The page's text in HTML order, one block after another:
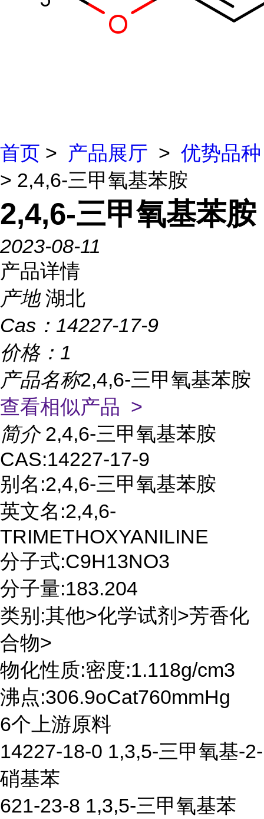
首页 > 产品展厅 > 优势品种
> 2,4,6-三甲氧基苯胺
2,4,6-三甲氧基苯胺
2023-08-11
产品详情
产地 湖北
Cas： 14227-17-9
价格： 1
产品名称2,4,6-三甲氧基苯胺
查看相似产品 >
简介 2,4,6-三甲氧基苯胺
CAS:14227-17-9
别名:2,4,6-三甲氧基苯胺
英文名:2,4,6-
TRIMETHOXYANILINE
分子式:C9H13NO3
分子量:183.204
类别:其他>化学试剂>芳香化
合物>
物化性质:密度:1.118g/cm3
沸点:306.9oCat760mmHg
6个上游原料
14227-18-0 1,3,5-三甲氧基-2-
硝基苯
621-23-8 1,3,5-三甲氧基苯